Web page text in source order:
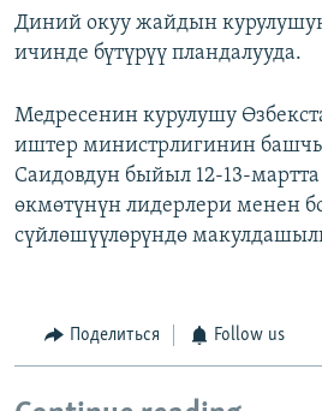
Диний окуу жайдын
ичинде бүтүрүү пландалууда.
Медресенин курулушу
иштер министрлигинин
Саидовдун быйыл 12-13-мартта
өкмөтүнүн лидерлери менен
сүйлөшүүлөрүндө
Поделиться Follow us